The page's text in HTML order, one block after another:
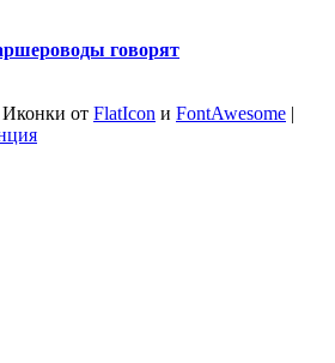
говорят
Иконки от FlatIcon и FontAwesome |